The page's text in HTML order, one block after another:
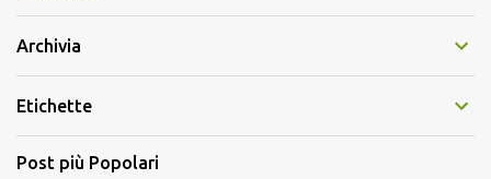
Archivia
Etichette
Post più Popolari